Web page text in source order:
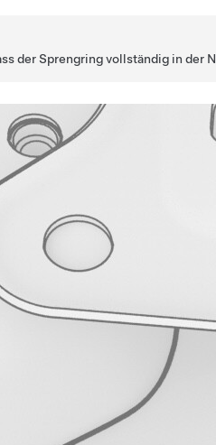
der Sprengring vollständig in der